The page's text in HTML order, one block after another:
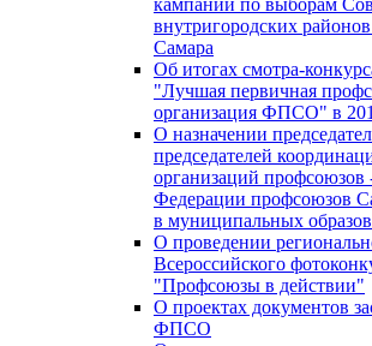
внутригородских
Самара
Об итогах смотра-
"Лучшая первичная
организация ФПСО" в
О назначении
председателей
организаций профсоюзов
Федерации профсоюзов
в муниципальных
О проведении
Всероссийского
"Профсоюзы в действии"
О проектах документов
ФПСО